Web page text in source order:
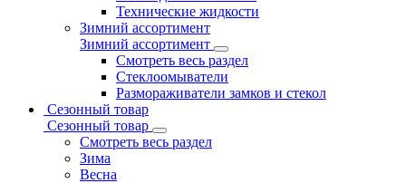
Технические жидкости
Зимний ассортимент
Зимний ассортимент
Смотреть весь раздел
Стеклоомыватели
Размораживатели замков и стекол
Сезонный товар
Сезонный товар
Смотреть весь раздел
Зима
Весна